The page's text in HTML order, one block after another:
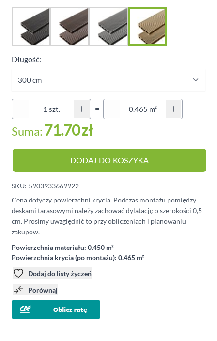
Długość:
=
Quantity (Secondary)
Suma:71.70zł
DODAJ DO KOSZYKA
SKU: 5903933669922
Cena dotyczy powierzchni krycia. Podczas montażu pomiędzy
deskami tarasowymi należy zachować dylatację o szerokości 0,5
cm. Prosimy uwzględnić to przy obliczeniach i planowaniu
zakupów.
Powierzchnia materiału: 0.450 m²
Powierzchnia krycia (po montażu): 0.465 m²
Dodaj do listy życzeń
Porównaj